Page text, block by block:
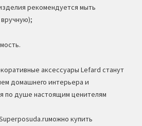
рекомендуется мыть
аксессуары Lefard станут
домашнего интерьера и
по душе настоящим ценителям
купить